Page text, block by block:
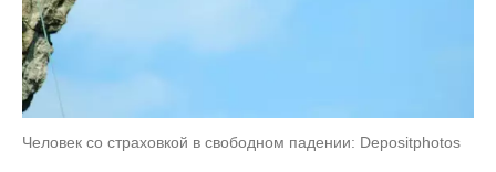
Человек со страховкой в свободном падении: Depositphotos